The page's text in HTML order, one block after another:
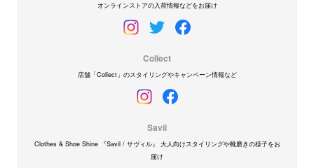
オンラインストアの入荷情報などをお届け
Collect
店舗「Collect」のスタイリングやキャンペーン情報など
Savil
Clothes & Shoe Shine 『Savil / サヴィル』 大人向けスタイリングや靴磨きの様子をお
届け